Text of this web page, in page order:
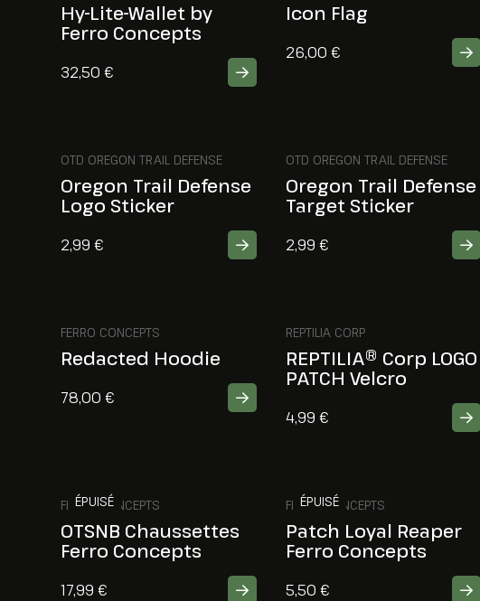
Hy-Lite-Wallet by
Ferro Concepts
32,50€
Icon Flag
26,00 €
OTD OREGON TRAIL DEFENSE
Oregon Trail Defense
Logo Sticker
2,99€
OTD OREGON TRAIL DEFENSE
Oregon Trail Defense
Target Sticker
2,99 €
FERRO CONCEPTS
Redacted Hoodie
78,00€
REPTILIA CORP
REPTILIA® Corp LOGO
PATCH Velcro
4,99 €
ÉPUISÉ
FERRO CONCEPTS
OTSNB Chaussettes
Ferro Concepts
17,99€
ÉPUISÉ
FERRO CONCEPTS
Patch Loyal Reaper
Ferro Concepts
5,50 €